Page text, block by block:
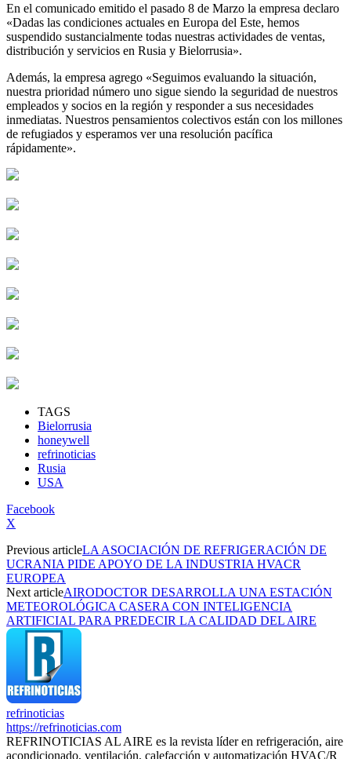
En el comunicado emitido el pasado 8 de Marzo la empresa declaro
«Dadas las condiciones actuales en Europa del Este, hemos
suspendido sustancialmente todas nuestras actividades de ventas,
distribución y servicios en Rusia y Bielorrusia».
Además, la empresa agrego «Seguimos evaluando la situación,
nuestra prioridad número uno sigue siendo la seguridad de nuestros
empleados y socios en la región y responder a sus necesidades
inmediatas. Nuestros pensamientos colectivos están con los millones
de refugiados y esperamos ver una resolución pacífica
rápidamente».
TAGS
Bielorrusia
honeywell
refrinoticias
Rusia
USA
Facebook
X
Previous articleLA ASOCIACIÓN DE REFRIGERACIÓN DE
UCRANIA PIDE APOYO DE LA INDUSTRIA HVACR
EUROPEA
Next articleAIRODOCTOR DESARROLLA UNA ESTACIÓN
METEOROLÓGICA CASERA CON INTELIGENCIA
ARTIFICIAL PARA PREDECIR LA CALIDAD DEL AIRE
refrinoticias
https://refrinoticias.com
REFRINOTICIAS AL AIRE es la revista líder en refrigeración, aire
acondicionado, ventilación, calefacción y automatización HVAC/R